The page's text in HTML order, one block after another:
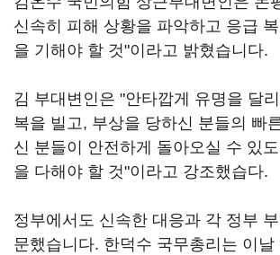
신속히 피해 상황을 파악하고 응급
을 기해야 할 것"이라고 밝혔습니다.
김 부대변인은 "안타깝게 유명을 달
복을 빌고, 부상을 당하신 분들의 빠
신 분들이 안전하게 돌아오실 수 있
을 다해야 할 것"이라고 강조했습다.
정부에서도 신속한 대응과 각 정부
문했습니다. 한덕수 국무총리는 이날